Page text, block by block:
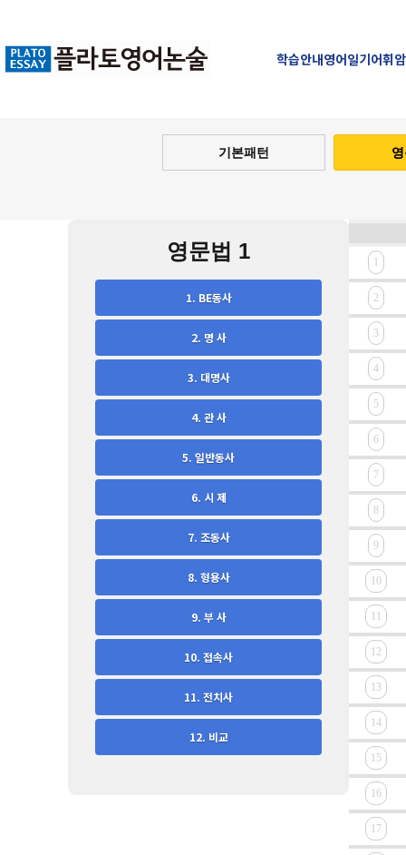
학습안내영어일기어휘
기본패턴
영문법 1
1. BE동사
2. 명 사
3. 대명사
4. 관 사
5. 일반동사
6. 시 제
7. 조동사
8. 형용사
9. 부 사
10. 접속사
11. 전치사
12. 비교